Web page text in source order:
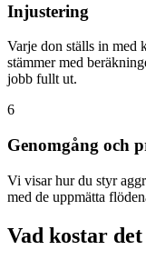
Injustering
Varje don ställs in med
stämmer med
jobb fullt ut.
6
Genomgång och
Vi visar hur du styr
med de uppmätta
Vad kostar